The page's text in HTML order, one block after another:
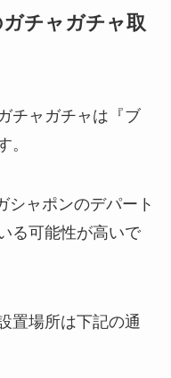
チャガチャ取
チャガチャは『ブ
。
シャポンのデパート
る可能性が高いで
置場所は下記の通